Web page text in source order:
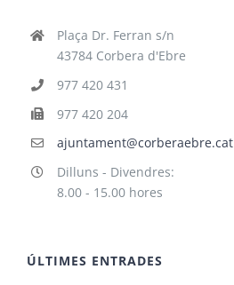
Plaça Dr. Ferran s/n
43784 Corbera d'Ebre
977 420 431
977 420 204
ajuntament@corberaebre.cat
Dilluns - Divendres:
8.00 - 15.00 hores
ÚLTIMES ENTRADES